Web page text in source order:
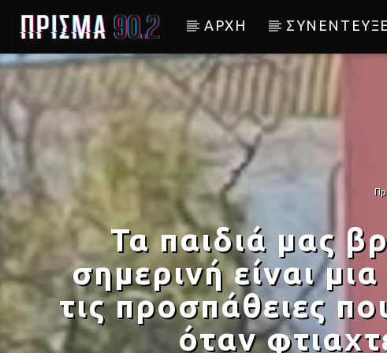
ΑΡΧΗ
Current track
ΤΑ ΧΑΡΤΙΝΑ
ΔΗΜΗΤΡΑ ΓΑΛΑΝΗ FEAT IMAM BAILDI
Τα παιδιά μας
σημερινή είναι
τις προσπάθειες
όταν